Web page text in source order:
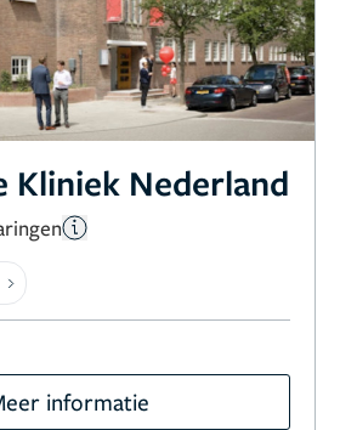
Kliniek Nederland
informatie